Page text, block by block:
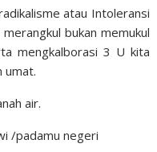
atau Intoleransi
bukan memukul
mengkalborasi 3 U kita
umat.
air.
/padamu negeri